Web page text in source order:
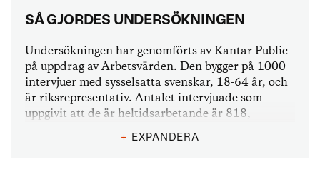
SÅ GJORDES UNDERSÖKNINGEN
Undersökningen har genomförts av Kantar Public
på uppdrag av Arbetsvärden. Den bygger på 1000
intervjuer med sysselsatta svenskar, 18-64 år, och
är riksrepresentativ. Antalet intervjuade som
uppgivit att de är heltidsarbetande är 818,
deltidsarbetande 111, egenföretagare 40 och
föräldralediga 31 personer. Datainsamlingen
+ EXPANDERA